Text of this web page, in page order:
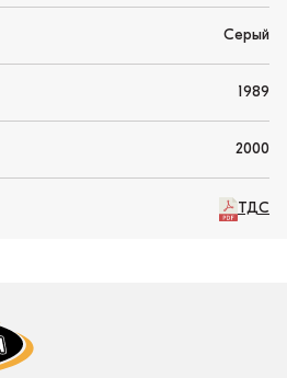
Серый
1989
2000
ТДС